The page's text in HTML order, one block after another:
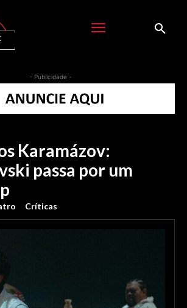
- Publicidade -
Karamázov:
passa por um
Críticas